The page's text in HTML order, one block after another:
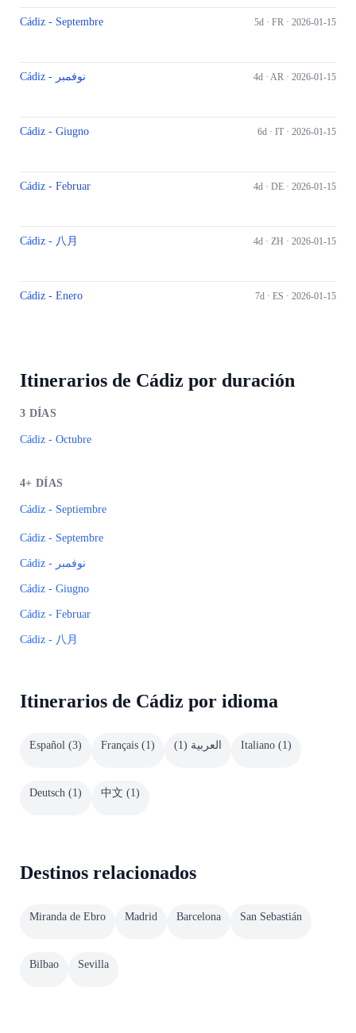
Cádiz - Septembre 5d · FR · 2026-01-15
Cádiz - نوفمبر 4d · AR · 2026-01-15
Cádiz - Giugno 6d · IT · 2026-01-15
Cádiz - Februar 4d · DE · 2026-01-15
Cádiz - 八月 4d · ZH · 2026-01-15
Cádiz - Enero 7d · ES · 2026-01-15
Itinerarios de Cádiz por duración
3 DÍAS
Cádiz - Octubre
4+ DÍAS
Cádiz - Septiembre
Cádiz - Septembre
Cádiz - نوفمبر
Cádiz - Giugno
Cádiz - Februar
Cádiz - 八月
Itinerarios de Cádiz por idioma
Español (3) Français (1) العربية (
1
) Italiano (1)
Deutsch (1) 中文 (1)
Destinos relacionados
Miranda de Ebro Madrid Barcelona San Sebastián
Bilbao Sevilla